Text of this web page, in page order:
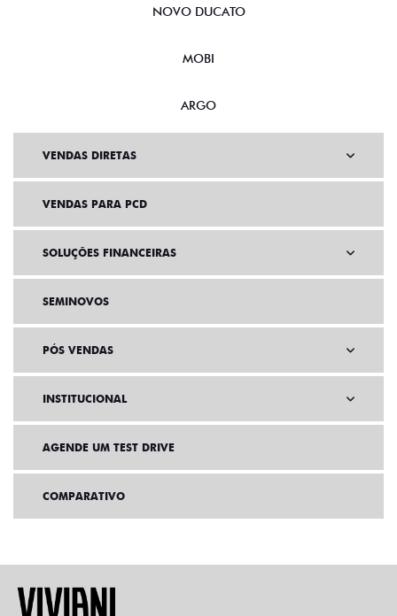
NOVO DUCATO
MOBI
ARGO
VENDAS DIRETAS
VENDAS PARA PCD
SOLUÇÕES FINANCEIRAS
SEMINOVOS
PÓS VENDAS
INSTITUCIONAL
AGENDE UM TEST DRIVE
COMPARATIVO